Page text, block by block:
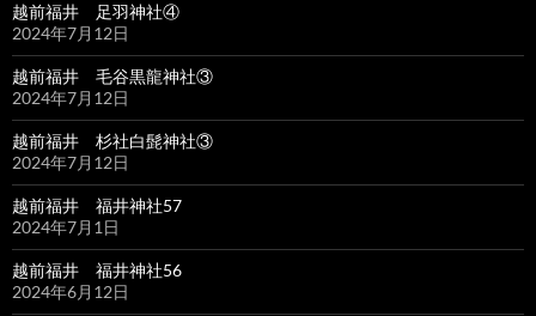
越前福井 足羽神社④
2024年7月12日
越前福井 毛谷黒龍神社③
2024年7月12日
越前福井 杉社白髭神社③
2024年7月12日
越前福井 福井神社57
2024年7月1日
越前福井 福井神社56
2024年6月12日